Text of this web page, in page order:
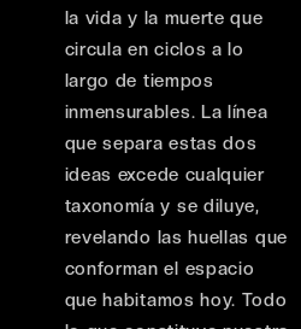
la vida y la muerte que
circula en ciclos a lo
largo de tiempos
inmensurables. La línea
que separa estas dos
ideas excede cualquier
taxonomía y se diluye,
revelando las huellas que
conforman el espacio
que habitamos hoy. Todo